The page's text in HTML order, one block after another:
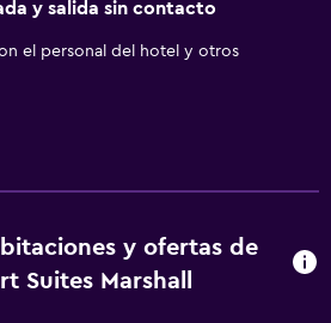
y salida sin contacto
el personal del hotel y otros
y ofertas de
Suites Marshall